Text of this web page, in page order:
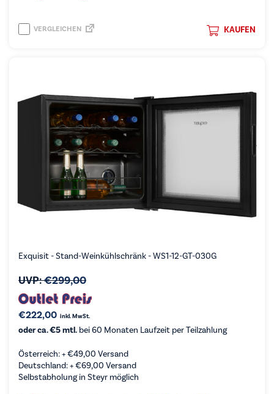
KAUFEN
VERGLEICHEN
Exquisit - Stand-Weinkühlschränk - WS1-12-GT-030G
UVP:€299,00
€222,00 inkl. MwSt.
oder ca. €5 mtl. bei 60 Monaten Laufzeit per Teilzahlung
Österreich: +€49,00 Versand
Deutschland: +€69,00 Versand
Selbstabholung in Steyr möglich